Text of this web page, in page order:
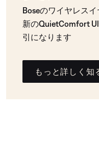
Boseのワイヤレス
新のQuietComfort
引になります
もっと詳しく知